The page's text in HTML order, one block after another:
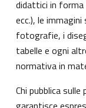
didattici in
ecc.), le
fotografie, i
tabelle e ogni
normativa in
Chi pubblica